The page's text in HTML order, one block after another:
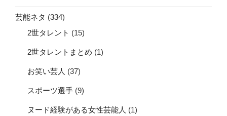
芸能ネタ (334)
2世タレント (15)
2世タレントまとめ (1)
お笑い芸人 (37)
スポーツ選手 (9)
ヌード経験がある女性芸能人 (1)